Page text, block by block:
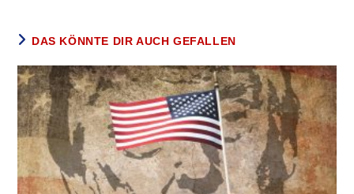
DAS KÖNNTE DIR AUCH GEFALLEN